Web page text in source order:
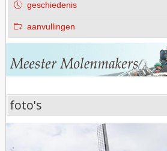
geschiedenis
aanvullingen
foto's